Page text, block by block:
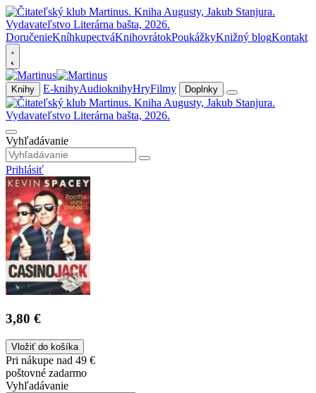
DoručenieKníhkupectváKnihovrátokPoukážkyKnižný blogKontakt
Knihy E-knihyAudioknihyHryFilmy Doplnky
Vyhľadávanie
Prihlásiť
3,80 €
Vložiť do košíka
Pri nákupe nad 49 €
poštovné zadarmo
Vyhľadávanie